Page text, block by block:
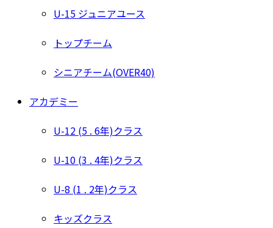
U-15 ジュニアユース
トップチーム
シニアチーム(OVER40)
アカデミー
U-12 (5 . 6年)クラス
U-10 (3 . 4年)クラス
U-8 (1 . 2年)クラス
キッズクラス